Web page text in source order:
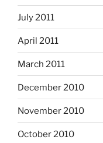
July 2011
April 2011
March 2011
December 2010
November 2010
October 2010